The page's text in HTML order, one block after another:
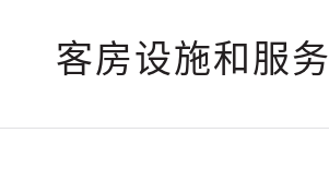
客房设施和服务